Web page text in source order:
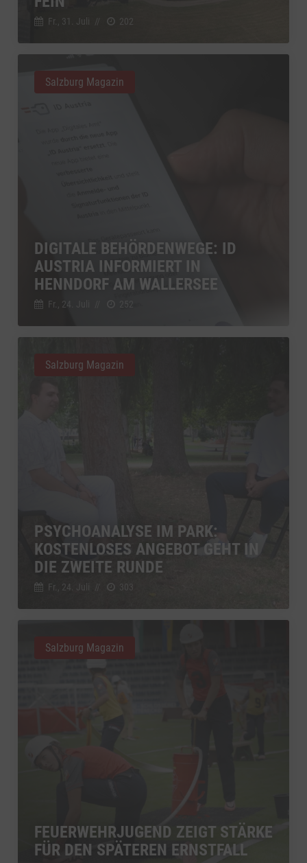
Fr., 31. Juli // 202
DIGITALE BEHÖRDENWEGE: ID
AUSTRIA INFORMIERT IN
HENNDORF AM WALLERSEE
Fr., 24. Juli 252
Salzburg Magazin
PSYCHOANALYSE IM PARK:
KOSTENLOSES ANGEBOT GEHT IN
DIE ZWEITE RUNDE
Fr., 24. Juli 303
Salzburg Magazin
FEUERWEHRJUGEND ZEIGT STÄRKE
FÜR DEN SPÄTEREN ERNSTFALL
Salzburg Magazin